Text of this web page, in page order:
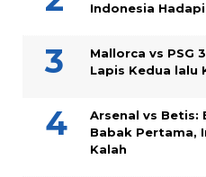
Indonesia
Mallorca vs PSG
Lapis Kedua lalu
Arsenal vs Betis:
Babak Pertama,
Kalah